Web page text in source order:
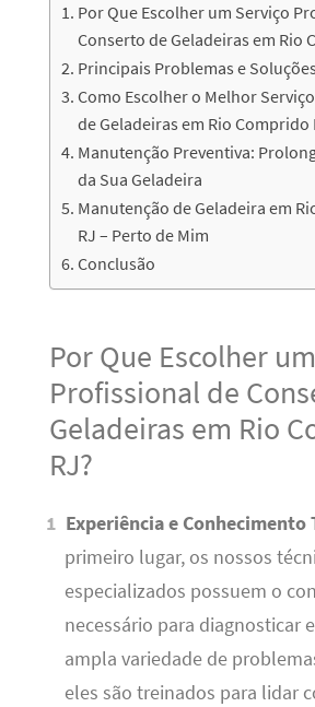
Por Que Escolher um Serviço
Conserto de Geladeiras em Rio
Principais Problemas e Soluções
Como Escolher o Melhor
de Geladeiras em Rio Comprido
Manutenção Preventiva:
da Sua Geladeira
Manutenção de Geladeira em
RJ – Perto de Mim
Conclusão
Por Que Escolher
Profissional de
Geladeiras em Rio
RJ?
Experiência e Conhecimento
primeiro lugar, os nossos
especializados possuem o
necessário para diagnosticar
ampla variedade de
eles são treinados para lidar